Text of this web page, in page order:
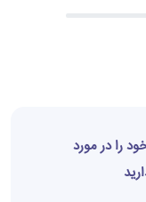
را در مورد